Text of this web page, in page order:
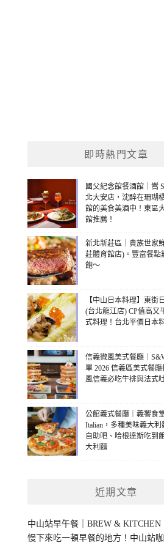
即時熱門文章
國父紀念館餐酒館｜嵩
北大安店，沈醉在珊瑚
館的美食美酒中！東區
館推薦！
新北新莊區｜貴族世家
莊體育館店)。豐富餐點
飽～
【中山日本料理】東街
(台北龍江店) CP值高又
式料理！台北平價日本
信義微風美式餐廳｜
單 2026 信義區美式餐
風信義必吃牛排與法式
公館義式餐廳｜義饗食
Italian，多種美味義大利
自助吧、哈根達斯吃到
大利麵
近期文章
中山站早午餐｜BREW & KITCHEN
慢下來吃一頓早餐的地方！中山站咖